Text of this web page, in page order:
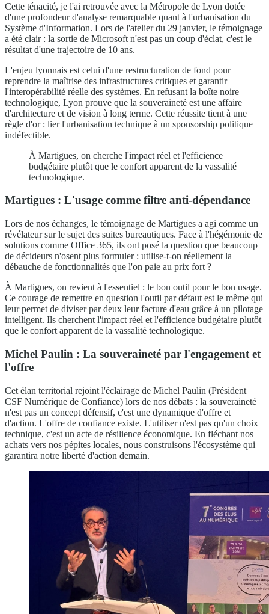
Cette ténacité, je l'ai retrouvée avec la Métropole de Lyon dotée
d'une profondeur d'analyse remarquable quant à l'urbanisation du
Système d'Information. Lors de l'atelier du 29 janvier, le témoignage
a été clair : la sortie de Microsoft n'est pas un coup d'éclat, c'est le
résultat d'une trajectoire de 10 ans.
L'enjeu lyonnais est celui d'une restructuration de fond pour
reprendre la maîtrise des infrastructures critiques et garantir
l'interopérabilité réelle des systèmes. En refusant la boîte noire
technologique, Lyon prouve que la souveraineté est une affaire
d'architecture et de vision à long terme. Cette réussite tient à une
règle d'or : lier l'urbanisation technique à un sponsorship politique
indéfectible.
À Martigues, on cherche l'impact réel et l'efficience
budgétaire plutôt que le confort apparent de la vassalité
technologique.
Martigues : L'usage comme filtre anti-dépendance
Lors de nos échanges, le témoignage de Martigues a agi comme un
révélateur sur le sujet des suites bureautiques. Face à l'hégémonie de
solutions comme Office 365, ils ont posé la question que beaucoup
de décideurs n'osent plus formuler : utilise-t-on réellement la
débauche de fonctionnalités que l'on paie au prix fort ?
À Martigues, on revient à l'essentiel : le bon outil pour le bon usage.
Ce courage de remettre en question l'outil par défaut est le même qui
leur permet de diviser par deux leur facture d'eau grâce à un pilotage
intelligent. Ils cherchent l'impact réel et l'efficience budgétaire plutôt
que le confort apparent de la vassalité technologique.
Michel Paulin : La souveraineté par l'engagement et
l'offre
Cet élan territorial rejoint l'éclairage de Michel Paulin (Président
CSF Numérique de Confiance) lors de nos débats : la souveraineté
n'est pas un concept défensif, c'est une dynamique d'offre et
d'action. L'offre de confiance existe. L'utiliser n'est pas qu'un choix
technique, c'est un acte de résilience économique. En fléchant nos
achats vers nos pépites locales, nous construisons l'écosystème qui
garantira notre liberté d'action demain.